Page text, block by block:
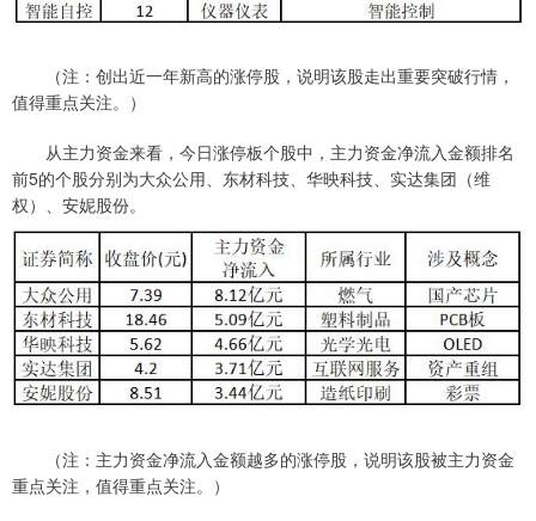
（注：创出近一年新高的涨停股，说明该股走出重要突破行情，
值得重点关注。）
从主力资金来看，今日涨停板个股中，主力资金净流入金额排名
前5的个股分别为大众公用、东材科技、华映科技、实达集团（维
权）、安妮股份。
（注：主力资金净流入金额越多的涨停股，说明该股被主力资金
重点关注，值得重点关注。）